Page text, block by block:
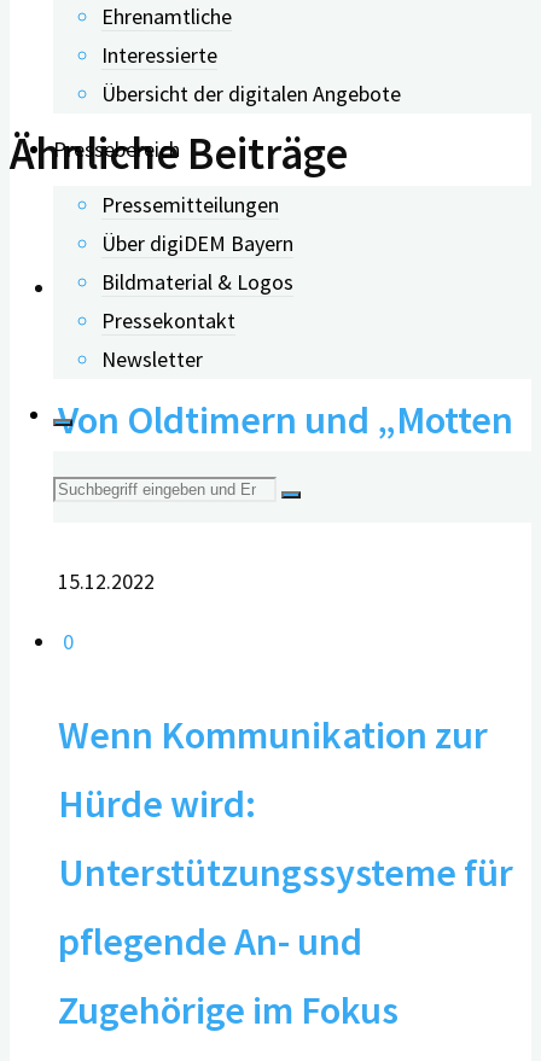
Ehrenamtliche
Interessierte
Übersicht der digitalen Angebote
Pressebereich
Pressemitteilungen
Über digiDEM Bayern
Bildmaterial & Logos
Pressekontakt
Newsletter
Suche
Ähnliche Beiträge
Von Oldtimern und „Motten
im Kopf“
15.12.2022
0
Wenn Kommunikation zur
Hürde wird:
Unterstützungssysteme für
pflegende An- und
Zugehörige im Fokus